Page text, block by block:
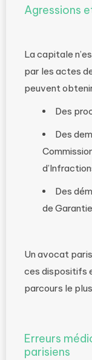
Agressions
La capitale
par les actes
peuvent
Des
Des
Des
de
Un avocat
ces dispositifs
parcours le
Erreurs
parisiens